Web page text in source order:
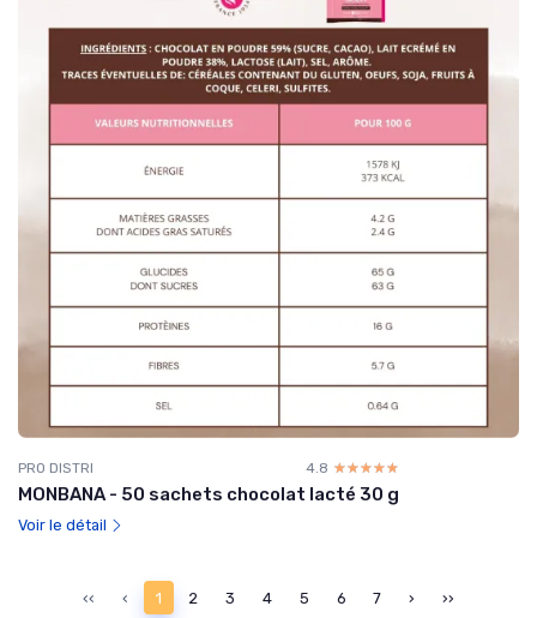
PRO DISTRI 4.8 ☆☆☆☆☆
★★★★★
MONBANA - 50 sachets chocolat lacté 30 g
Voir le détail
‹‹ ‹ 1 2 3 4 5 6 7 › ››